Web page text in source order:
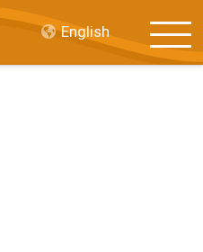
English